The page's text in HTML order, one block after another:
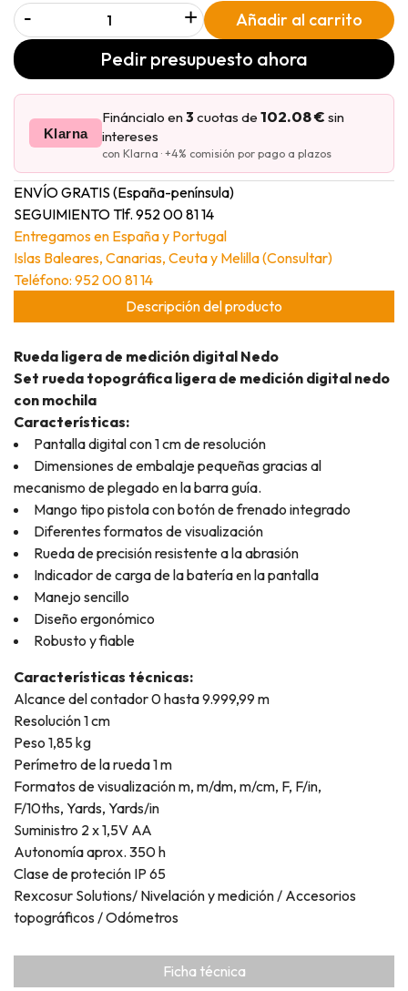
- + Añadir al carrito
Pedir presupuesto ahora
Klarna
Fináncialo en3 cuotas de 102.08 € sin
intereses
con Klarna · +4% comisión por pago a plazos
ENVÍO GRATIS (España-península)
SEGUIMIENTO Tlf. 952 00 81 14
Entregamos en España y Portugal
Islas Baleares, Canarias, Ceuta y Melilla (Consultar)
Teléfono: 952 00 81 14
Descripción del producto
Ficha técnica
Rueda ligera de medición digital Nedo
Set rueda topográfica ligera de medición digital nedo
con mochila
Características:
Pantalla digital con 1 cm de resolución
Dimensiones de embalaje pequeñas gracias al
mecanismo de plegado en la barra guía.
Mango tipo pistola con botón de frenado integrado
Diferentes formatos de visualización
Rueda de precisión resistente a la abrasión
Indicador de carga de la batería en la pantalla
Manejo sencillo
Diseño ergonómico
Robusto y fiable
Características técnicas:
Alcance del contador 0 hasta 9.999,99 m
Resolución 1 cm
Peso 1,85 kg
Perímetro de la rueda 1 m
Formatos de visualización m, m/dm, m/cm, F, F/in,
F/10ths, Yards, Yards/in
Suministro 2 x 1,5V AA
Autonomía aprox. 350 h
Clase de proteción IP 65
Rexcosur Solutions/ Nivelación y medición / Accesorios
topográficos / Odómetros